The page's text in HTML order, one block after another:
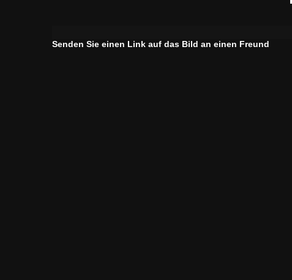
Senden Sie einen Link auf das Bild an einen Freund